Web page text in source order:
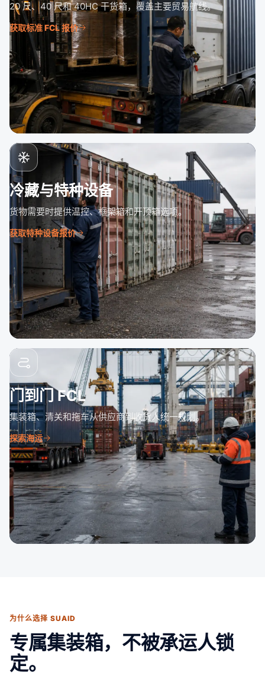
20 尺、40 尺和 40HC 干货箱，覆盖主要贸易航线。
获取标准 FCL 报价
冷藏与特种设备
货物需要时提供温控、框架箱和开顶箱选项。
获取特种设备报价
门到门 FCL
集装箱、清关和拖车从供应商到收货人统一规划。
探索海运
为什么选择 SUAID
专属集装箱，不被承运人锁
定。